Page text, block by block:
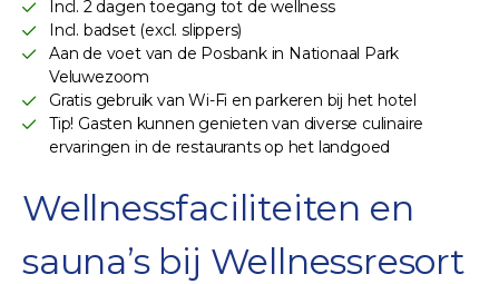
Incl. 2 dagen toegang tot de wellness
Incl. badset (excl. slippers)
Aan de voet van de Posbank in Nationaal Park
Veluwezoom
Gratis gebruik van Wi-Fi en parkeren bij het hotel
Tip! Gasten kunnen genieten van diverse culinaire
ervaringen in de restaurants op het landgoed
Wellnessfaciliteiten en
sauna’s bij Wellnessresort